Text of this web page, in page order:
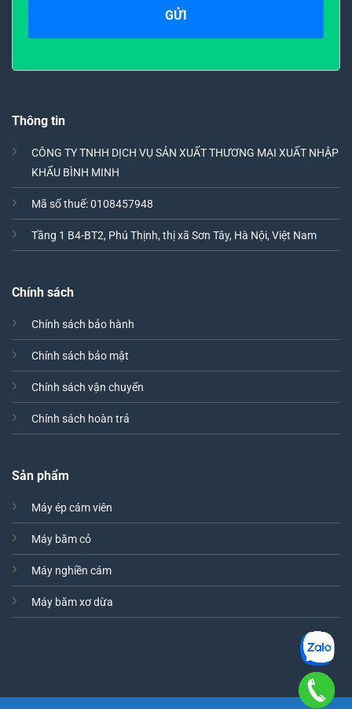
Thông tin
CÔNG TY TNHH DỊCH VỤ SẢN XUẤT THƯƠNG MẠI XUẤT NHẬP
KHẨU BÌNH MINH
Mã số thuế: 0108457948
Tầng 1 B4-BT2, Phú Thịnh, thị xã Sơn Tây, Hà Nội, Việt Nam
Chính sách
Chính sách bảo hành
Chính sách bảo mật
Chính sách vận chuyển
Chính sách hoàn trả
Sản phẩm
Máy ép cám viên
Máy băm cỏ
Máy nghiền cám
Máy băm xơ dừa